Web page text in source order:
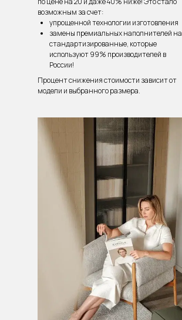
Процент снижения стоимости зависит от
модели и выбранного размера.
возможным за счет:
упрощенной технологии изготовления
замены премиальных наполнителей на
стандартизированные, которые
используют 99% производителей в
России!